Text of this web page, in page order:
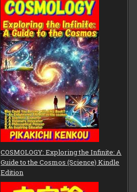
COSMOLOGY: Exploring the Infinite: A
Guide to the Cosmos (Science) Kindle
Edition